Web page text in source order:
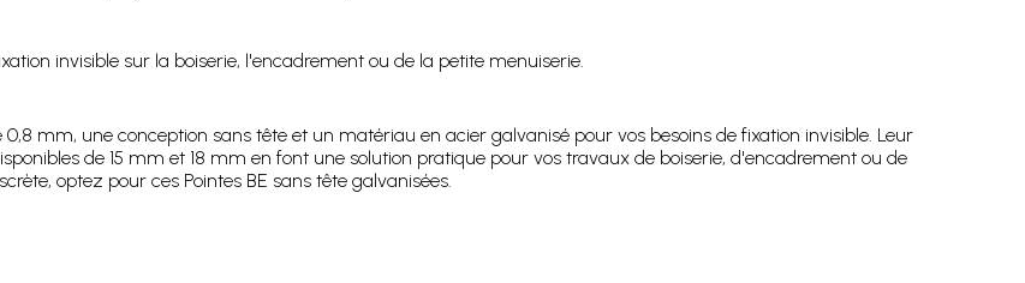
invisible sur la boiserie, l'encadrement ou de la petite menuiserie.
mm, une conception sans tête et un matériau en acier galvanisé pour vos besoins de fixation invisible. Leur
de 15 mm et 18 mm en font une solution pratique pour vos travaux de boiserie, d'encadrement ou de
optez pour ces Pointes BE sans tête galvanisées.